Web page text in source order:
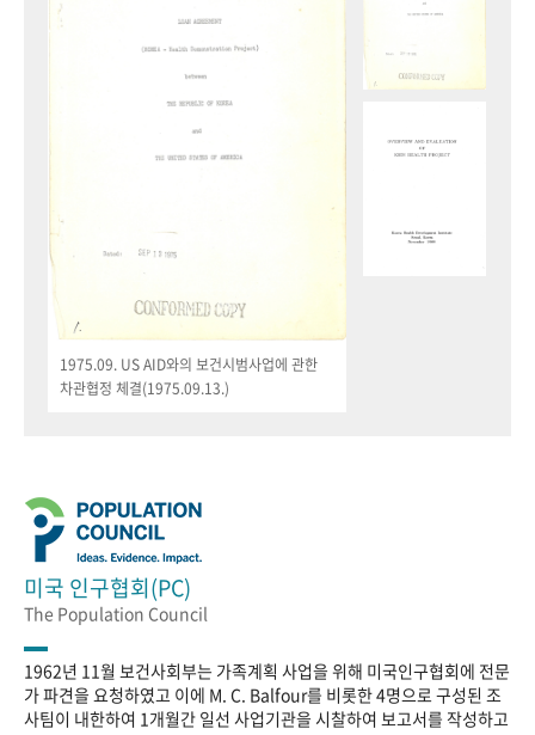
1975.09. US AID와의 보건시범사업에 관한
차관협정 체결(1975.09.13.)
미국 인구협회(PC)
The Population Council
1962년 11월 보건사회부는 가족계획 사업을 위해 미국인구협회에 전문
가 파견을 요청하였고 이에 M. C. Balfour를 비롯한 4명으로 구성된 조
사팀이 내한하여 1개월간 일선 사업기관을 시찰하여 보고서를 작성하고